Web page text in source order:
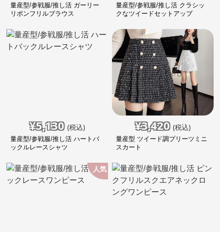
量産型/参戦服/推し活 ガーリー
リボンフリルブラウス
量産型/参戦服/推し活 クラシッ
クなツイードセットアップ
¥5,130 (税込)
量産型/参戦服/推し活 ハートバ
ックルレースシャツ
¥3,420 (税込)
量産型 ツイード調プリーツミニ
スカート
人気